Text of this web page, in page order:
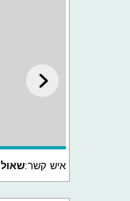
איש קשר:שאול